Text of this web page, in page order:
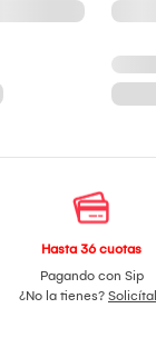
Hasta 36 cuotas
Pagando con Sip
¿No la tienes?